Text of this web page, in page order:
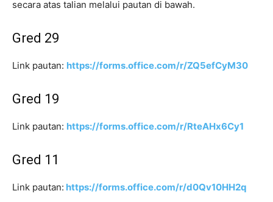
secara atas talian melalui pautan di bawah.
Gred 29
Link pautan: https://forms.office.com/r/ZQ5efCyM30
Gred 19
Link pautan: https://forms.office.com/r/RteAHx6Cy1
Gred 11
Link pautan: https://forms.office.com/r/d0Qv10HH2q